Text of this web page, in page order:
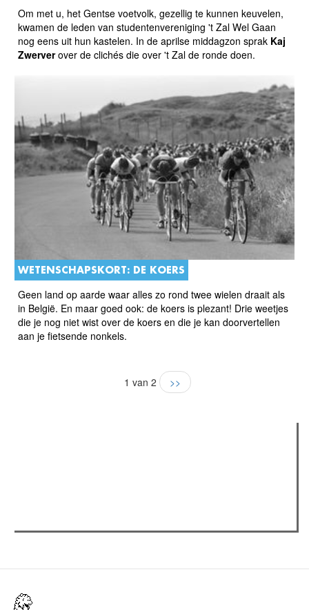
Om met u, het Gentse voetvolk, gezellig te kunnen keuvelen,
kwamen de leden van studentenvereniging 't Zal Wel Gaan
nog eens uit hun kastelen. In de aprilse middagzon sprak Kaj
Zwerverover de clichés die over 't Zal de ronde doen.
WETENSCHAPSKORT: DE KOERS
Geen land op aarde waar alles zo rond twee wielen draait als
in België. En maar goed ook: de koers is plezant! Drie weetjes
die je nog niet wist over de koers en die je kan doorvertellen
aan je fietsende nonkels.
1 van 2 >>